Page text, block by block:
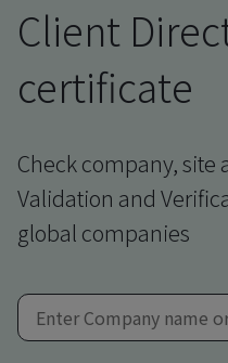
Client
certificate
Check company,
Validation and
global companies